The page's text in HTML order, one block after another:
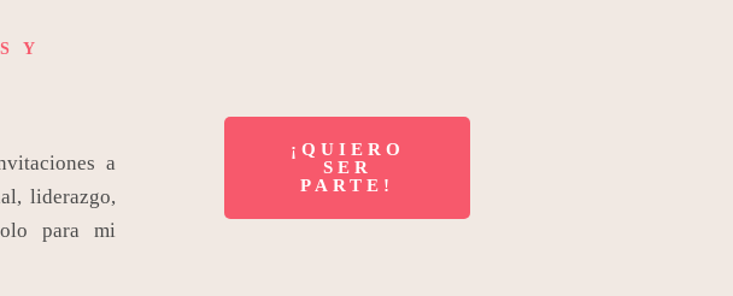
Y
a
liderazgo,
para mi
¡QUIERO
SER
PARTE!